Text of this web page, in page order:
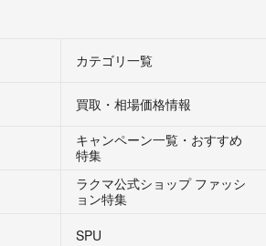
カテゴリ一覧
買取・相場価格情報
キャンペーン一覧・おすすめ
特集
ラクマ公式ショップ ファッシ
ョン特集
SPU